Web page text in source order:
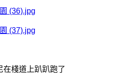
在棧道上趴趴跑了